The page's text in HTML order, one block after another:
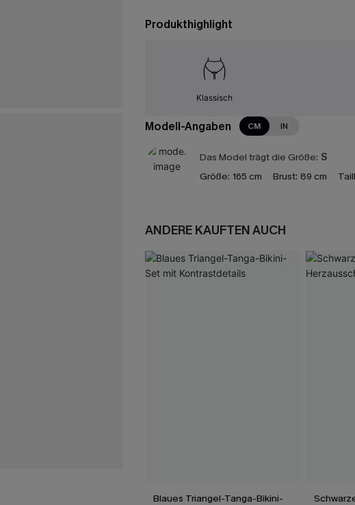
Produkthighlight
Klassisch
Modell-Angaben CM IN
Das Model trägt die Größe: S
Größe: 165 cm Brust: 89 cm
ANDERE KAUFTEN AUCH
Blaues Triangel-Tanga-Bikini-